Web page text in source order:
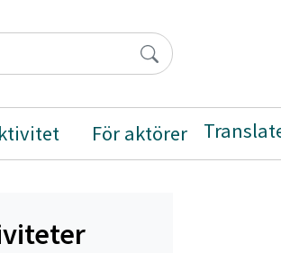
För aktörer